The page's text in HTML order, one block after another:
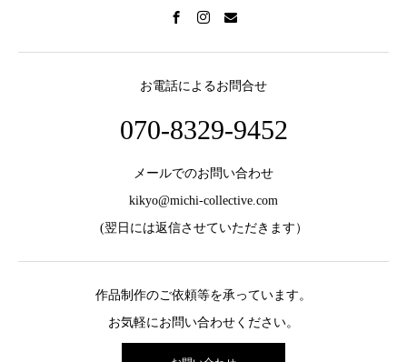
お電話によるお問合せ
070-8329-9452
メールでのお問い合わせ
kikyo@michi-collective.com
(翌日には返信させていただきます）
作品制作のご依頼等を承っています。
お気軽にお問い合わせください。